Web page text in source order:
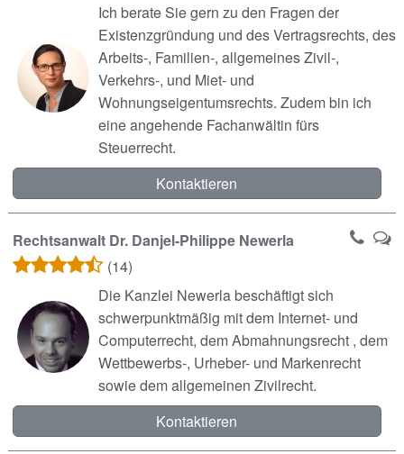
Ich berate Sie gern zu den Fragen der
Existenzgründung und des Vertragsrechts, des
Arbeits-, Familien-, allgemeines Zivil-,
Verkehrs-, und Miet- und
Wohnungseigentumsrechts. Zudem bin ich
eine angehende Fachanwältin fürs
Steuerrecht.
Kontaktieren
Rechtsanwalt Dr. Danjel-Philippe Newerla
(14)
Die Kanzlei Newerla beschäftigt sich
schwerpunktmäßig mit dem Internet- und
Computerrecht, dem Abmahnungsrecht , dem
Wettbewerbs-, Urheber- und Markenrecht
sowie dem allgemeinen Zivilrecht.
Kontaktieren